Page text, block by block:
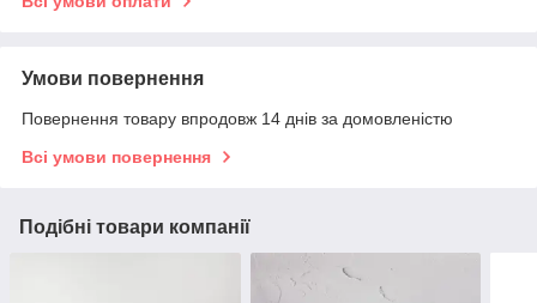
Умови повернення
Повернення товару впродовж 14 днів за домовленістю
Всі умови повернення
Подібні товари компанії